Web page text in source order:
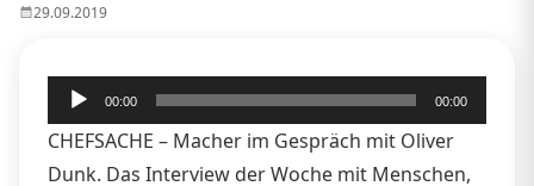
29.09.2019
Audio-
Player
00:00 00:00
CHEFSACHE – Macher im Gespräch mit Oliver
Dunk. Das Interview der Woche mit Menschen,